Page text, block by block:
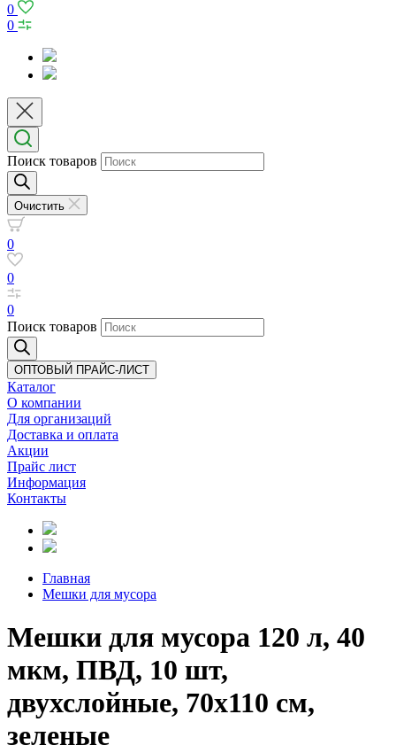
0
0
Поиск товаров
Очистить
0
0
0
Поиск товаров
ОПТОВЫЙ ПРАЙС-ЛИСТ
Каталог
О компании
Для организаций
Доставка и оплата
Акции
Прайс лист
Информация
Контакты
Главная
Мешки для мусора
Мешки для мусора 120 л, 40
мкм, ПВД, 10 шт,
двухслойные, 70х110 см,
зеленые